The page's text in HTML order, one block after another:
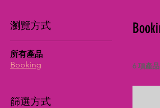
瀏覽方式
所有產品
Booking
篩選方式
6 項產品